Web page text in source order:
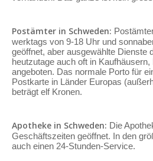
Postämter in Schweden:
werktags von 9-18 Uhr und
geöffnet, aber ausgewählte Dienste
heutzutage auch oft in
angeboten. Das normale Porto für
Postkarte in Länder Europas
beträgt elf Kronen.
Apotheke in Schweden: Die
Geschäftszeiten geöffnet. In den
auch einen 24-Stunden-Service.